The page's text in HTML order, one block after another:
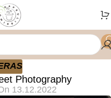
Photography
13.12.2022